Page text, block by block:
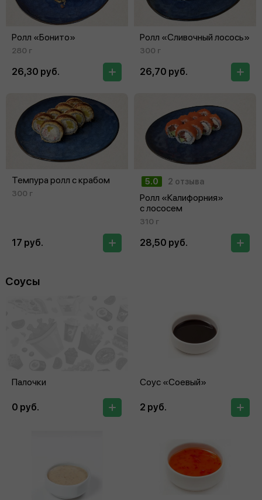
Ролл «Бонито»
280 г
26,30 руб.
Ролл «Сливочный лосось»
300 г
26,70 руб.
Темпура ролл с крабом
300 г
17 руб.
5.0 2 отзыва
Ролл «Калифорния»
с лососем
310 г
28,50 руб.
Соусы
Палочки
0 руб.
Соус «Соевый»
2 руб.